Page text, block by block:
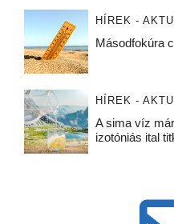
HÍREK -
Másodfokúra
HÍREK -
A sima víz
izotóniás ital